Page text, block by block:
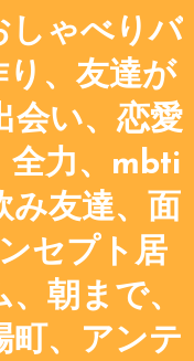
しゃべりバ
り、友達が
会い、恋愛
全力、mbti
み友達、面
セプト居
朝まで、
町、アンテ